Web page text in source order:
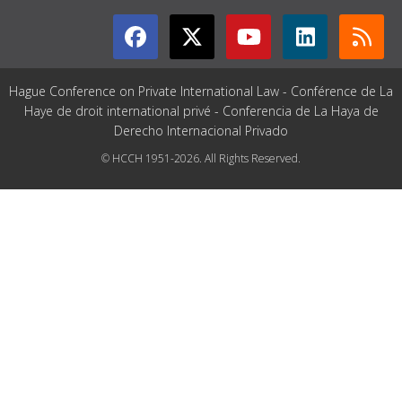
Hague Conference on Private International Law - Conférence de La
Haye de droit international privé - Conferencia de La Haya de
Derecho Internacional Privado
© HCCH 1951-2026. All Rights Reserved.